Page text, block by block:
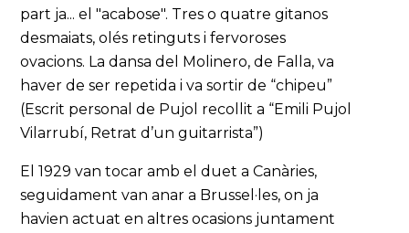
part ja... el "acabose". Tres o quatre gitanos
desmaiats, olés retinguts i fervoroses
ovacions. La dansa del Molinero, de Falla, va
haver de ser repetida i va sortir de “chipeu”
(Escrit personal de Pujol recollit a “Emili Pujol
Vilarrubí, Retrat d’un guitarrista”)
El 1929 van tocar amb el duet a Canàries,
seguidament van anar a Brussel·les, on ja
havien actuat en altres ocasions juntament